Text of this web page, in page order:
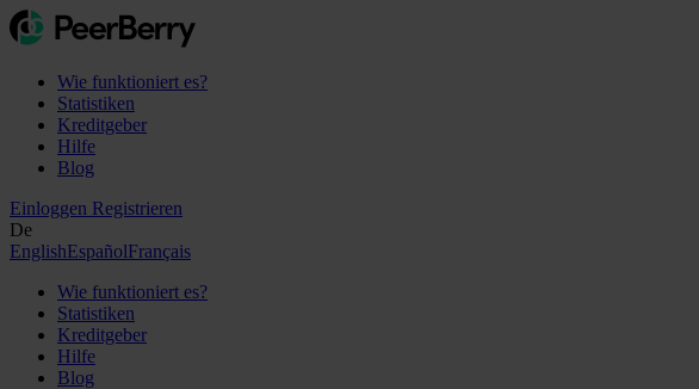
Wie funktioniert es?
Statistiken
Kreditgeber
Hilfe
Blog
Einloggen Registrieren
De
EnglishEspañolFrançais
Wie funktioniert es?
Statistiken
Kreditgeber
Hilfe
Blog